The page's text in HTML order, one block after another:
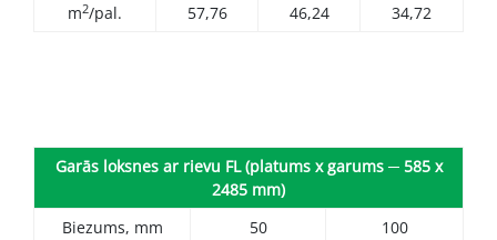
m2/pal. 57,76 46,24 34,72
Garās loksnes ar rievu FL (platums x garums ─ 585 x
2485 mm)
Biezums, mm
50
100